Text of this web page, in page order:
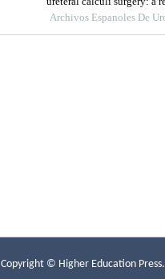
Copyright © Higher Education Press.